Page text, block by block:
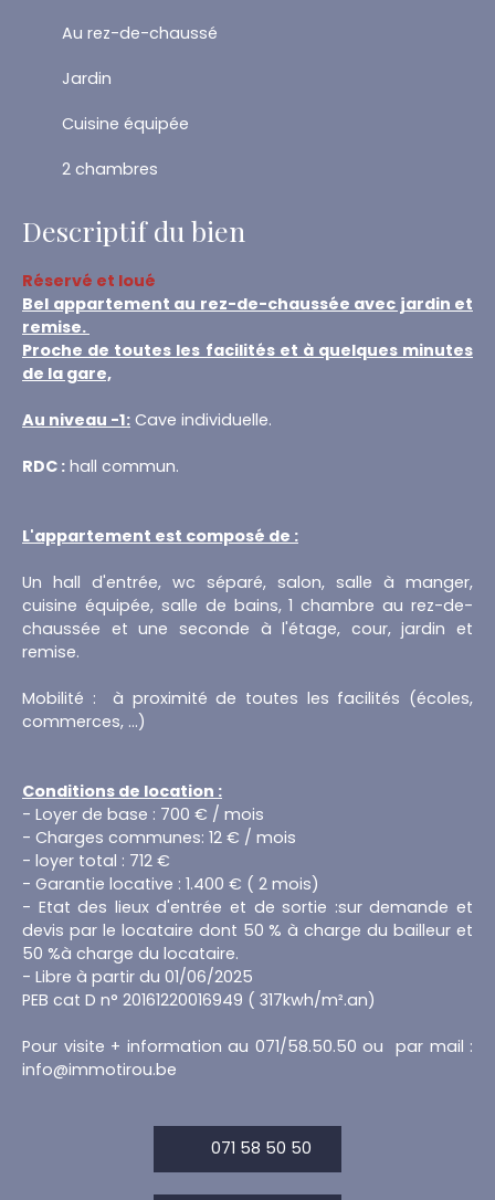
Au rez-de-chaussé
Jardin
Cuisine équipée
2 chambres
Descriptif du bien
Réservé et loué
Bel appartement au rez-de-chaussée avec jardin et
remise.
Proche de toutes les facilités et à quelques minutes
de la gare,
Au niveau -1: Cave individuelle.
RDC : hall commun.
L'appartement est composé de :
Un hall d'entrée, wc séparé, salon, salle à manger,
cuisine équipée, salle de bains, 1 chambre au rez-de-
chaussée et une seconde à l'étage, cour, jardin et
remise.
Mobilité : à proximité de toutes les facilités (écoles,
commerces, ...)
Conditions de location :
- Loyer de base : 700 € / mois
- Charges communes: 12 € / mois
- loyer total : 712 €
- Garantie locative : 1.400 € ( 2 mois)
- Etat des lieux d'entrée et de sortie :sur demande et
devis par le locataire dont 50 % à charge du bailleur et
50 %à charge du locataire.
- Libre à partir du 01/06/2025
PEB cat D n° 20161220016949 ( 317kwh/m².an)
Pour visite + information au 071/58.50.50 ou par mail :
info@immotirou.be
071 58 50 50